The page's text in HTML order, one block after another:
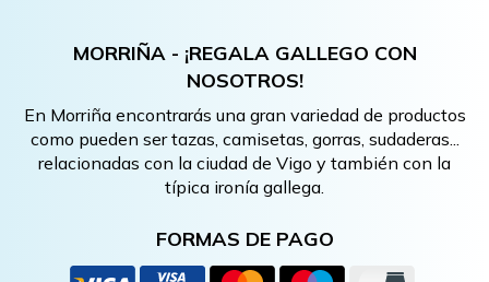
MORRIÑA - ¡REGALA GALLEGO CON
NOSOTROS!
En Morriña encontrarás una gran variedad de productos
como pueden ser tazas, camisetas, gorras, sudaderas...
relacionadas con la ciudad de Vigo y también con la
típica ironía gallega.
FORMAS DE PAGO